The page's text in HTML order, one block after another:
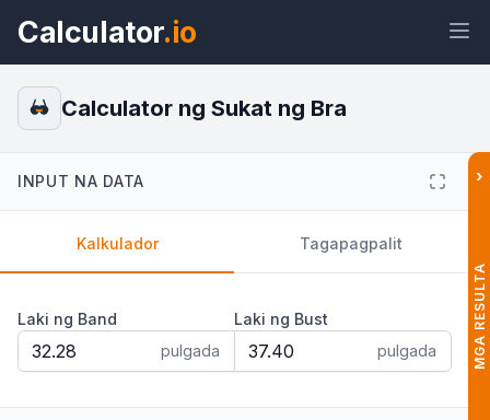
Calculator.io
Widget
Calculator ng Sukat ng Bra
INPUT NA DATA
Kalkulador Tagapagpalit
Laki ng Band
pulgada
Laki ng Bust
pulgada
›
MGA RESULTA